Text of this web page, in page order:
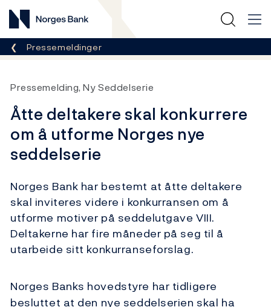
Norges Bank
Her er du nå:
Pressemeldinger
Pressemelding, Ny Seddelserie
Åtte deltakere skal konkurrere
om å utforme Norges nye
seddelserie
Norges Bank har bestemt at åtte deltakere
skal inviteres videre i konkurransen om å
utforme motiver på seddelutgave VIII.
Deltakerne har fire måneder på seg til å
utarbeide sitt konkurranseforslag.
Norges Banks hovedstyre har tidligere
besluttet at den nye seddelserien skal ha